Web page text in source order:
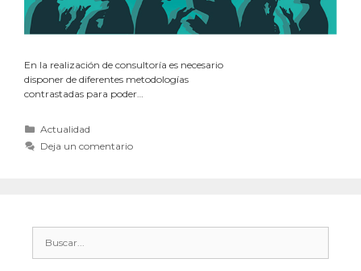
En la realización de consultoría es necesario
disponer de diferentes metodologías
contrastadas para poder…
Actualidad
Deja un comentario